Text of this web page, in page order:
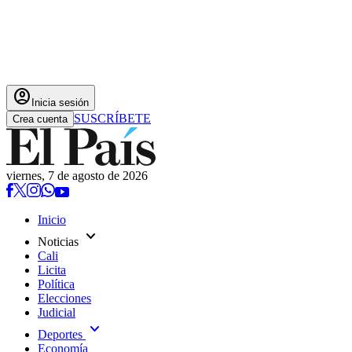
account_circle Inicia sesión
Crea cuenta SUSCRÍBETE
viernes, 7 de agosto de 2026
Inicio
Noticias expand_more
Cali
Licita
Política
Elecciones
Judicial
Deportes expand_more
Economía